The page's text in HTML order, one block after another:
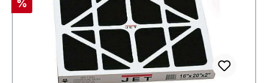
Rabatt
%